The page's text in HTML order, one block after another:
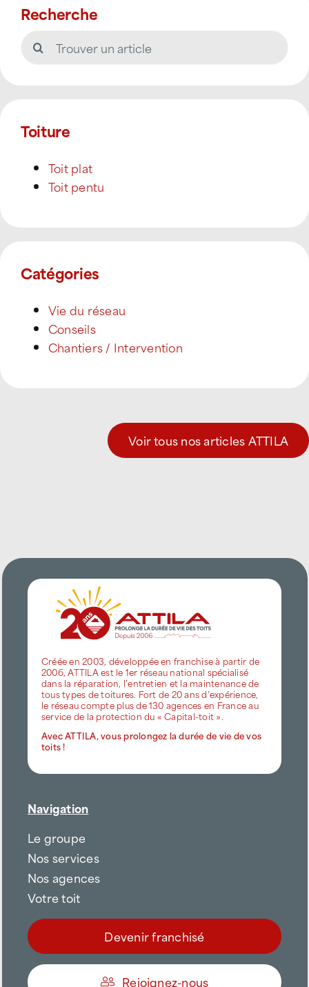
Recherche
Rechercher:
Toiture
Toit plat
Toit pentu
Catégories
Vie du réseau
Conseils
Chantiers / Intervention
Voir tous nos articles ATTILA
Créée en 2003, développée en franchise à partir de
2006, ATTILA est le 1er réseau national spécialisé
dans la réparation, l’entretien et la maintenance de
tous types de toitures. Fort de 20 ans d’expérience,
le réseau compte plus de 130 agences en France au
service de la protection du « Capital-toit ».
Avec ATTILA, vous prolongez la durée de vie de vos
toits !
Navigation
Le groupe
Nos services
Nos agences
Votre toit
Devenir franchisé
Rejoignez-nous